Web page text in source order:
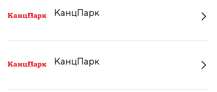
КанцПарк
КанцПарк